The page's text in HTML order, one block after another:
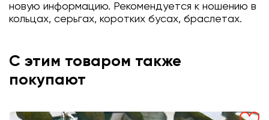
новую информацию. Рекомендуется к ношению в
кольцах, серьгах, коротких бусах, браслетах.
С этим товаром также
покупают